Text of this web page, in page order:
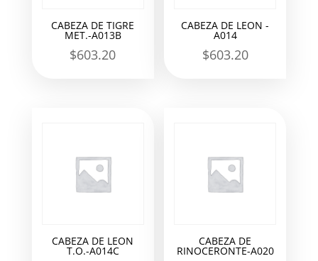
CABEZA DE TIGRE
MET.-A013B
$603.20
CABEZA DE LEON -
A014
$603.20
CABEZA DE LEON
T.O.-A014C
CABEZA DE
RINOCERONTE-A020